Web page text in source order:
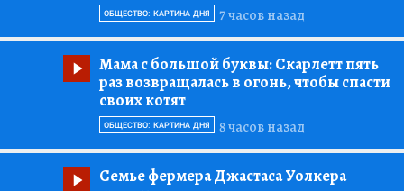
7 часов назад
ОБЩЕСТВО: КАРТИНА ДНЯ
Мама с большой буквы:Скарлетт пять
раз возвращалась в огонь, чтобы спасти
своих котят
8 часов назад
ОБЩЕСТВО: КАРТИНА ДНЯ
Семье фермера Джастаса Уолкера